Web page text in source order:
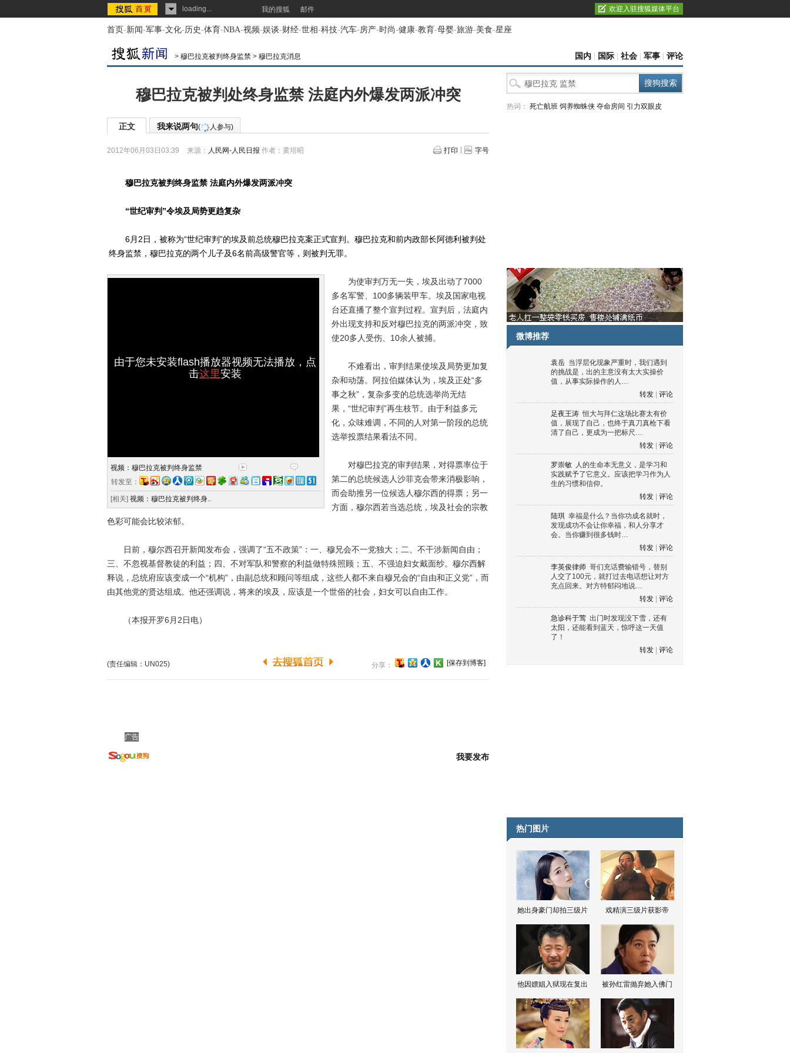
loading... 我的搜狐 邮件 欢迎入驻搜狐媒体平台
首页-新闻-军事-文化-历史-体育-NBA-视频-娱谈-财经-世相-科技-汽车-房产-时尚-健康-教育-母婴-旅游-美食-星座
> 穆巴拉克被判终身监禁 > 穆巴拉克消息 国内 国际 社会 军事 评论
穆巴拉克被判处终身监禁 法庭内外爆发两派冲突
正文 我来说两句( 人参与)
2012年06月03日03:39 来源： 人民网-人民日报 作者：黄培昭 打印 字号
穆巴拉克被判终身监禁 法庭内外爆发两派冲突
“世纪审判”令埃及局势更趋复杂
6月2日，被称为“世纪审判”的埃及前总统穆巴拉克案正式宣判。穆巴拉克和前内政部长阿德利被判处
终身监禁，穆巴拉克的两个儿子及6名前高级警官等，则被判无罪。
由于您未安装flash播放器视频无法播放，点
击这里安装
视频：穆巴拉克被判终身监禁
转发至：
[相关] 视频：穆巴拉克被判终身..
为使审判万无一失，埃及出动了7000
多名军警、100多辆装甲车。埃及国家电视
台还直播了整个宣判过程。宣判后，法庭内
外出现支持和反对穆巴拉克的两派冲突，致
使20多人受伤、10余人被捕。
不难看出，审判结果使埃及局势更加复
杂和动荡。阿拉伯媒体认为，埃及正处“多
事之秋”，复杂多变的总统选举尚无结
果，“世纪审判”再生枝节。由于利益多元
化，众味难调，不同的人对第一阶段的总统
选举投票结果看法不同。
对穆巴拉克的审判结果，对得票率位于
第二的总统候选人沙菲克会带来消极影响，
而会助推另一位候选人穆尔西的得票；另一
方面，穆尔西若当选总统，埃及社会的宗教
色彩可能会比较浓郁。
日前，穆尔西召开新闻发布会，强调了“五不政策”：一、穆兄会不一党独大；二、不干涉新闻自由；
三、不忽视基督教徒的利益；四、不对军队和警察的利益做特殊照顾；五、不强迫妇女戴面纱。穆尔西解
释说，总统府应该变成一个“机构”，由副总统和顾问等组成，这些人都不来自穆兄会的“自由和正义党”，而
由其他党的贤达组成。他还强调说，将来的埃及，应该是一个世俗的社会，妇女可以自由工作。
（本报开罗6月2日电）
(责任编辑：UN025) 分享： [保存到博客]
广告
我要发布
热词： 死亡航班 饲养蜘蛛侠 夺命房间 引力双眼皮
微博推荐
袁岳 当浮层化现象严重时，我们遇到
的挑战是，出的主意没有太大实操价
值，从事实际操作的人…
转发
评论
足夜王涛 恒大与拜仁这场比赛太有价
值，展现了自己，也终于真刀真枪下看
清了自己，更成为一把标尺…
转发
评论
罗崇敏 人的生命本无意义，是学习和
实践赋予了它意义。应该把学习作为人
生的习惯和信仰。
转发
评论
陆琪 幸福是什么？当你功成名就时，
发现成功不会让你幸福，和人分享才
会。当你赚到很多钱时…
转发
评论
李英俊律师 哥们充话费输错号，替别
人交了100元，就打过去电话想让对方
充点回来。对方特郁闷地说…
转发
评论
急诊科于莺 出门时发现没下雪，还有
太阳，还能看到蓝天，惊呼这一天值
了！
转发
评论
热门图片
她出身豪门却拍三级片 戏精演三级片获影帝
他因嫖娼入狱现在复出 被孙红雷抛弃她入佛门